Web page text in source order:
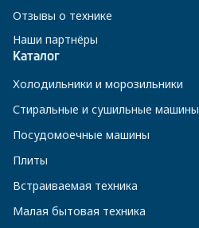
Отзывы о технике
Наши партнёры
Каталог
Холодильники и морозильники
Стиральные и сушильные машины
Посудомоечные машины
Плиты
Встраиваемая техника
Малая бытовая техника